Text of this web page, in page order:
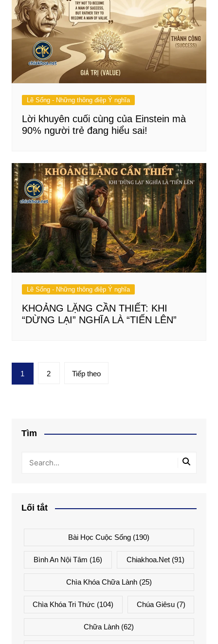
Lẽ Sống - Những thông điệp Ý nghĩa
Lời khuyên cuối cùng của Einstein mà
90% người trẻ đang hiểu sai!
Lẽ Sống - Những thông điệp Ý nghĩa
KHOẢNG LẶNG CẦN THIẾT: KHI
“DỪNG LẠI” NGHĨA LÀ “TIẾN LÊN”
Phân
trang
1 2 Tiếp theo
Tìm
Lối tắt
Bài Học Cuộc Sống (190)
Bình An Nội Tâm (16) Chiakhoa.net (91)
Chìa Khóa Chữa Lành(25)
Chìa Khóa Tri Thức (104) Chúa Giêsu(7)
Chữa Lành (62)